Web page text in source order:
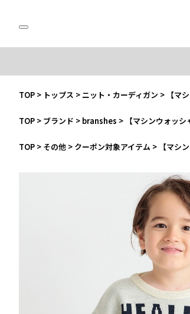
TOP > トップス > ニット・カーディガン > 【マ
TOP > ブランド > branshes > 【マシンウォッ
TOP > その他 > クーポン対象アイテム > 【マシ